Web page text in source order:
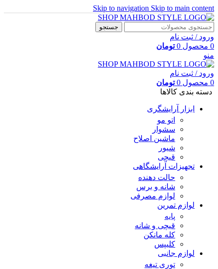
Skip to navigation Skip to main content
جستجو
ورود / ثبت نام
0 محصول 0 تومان
منو
ورود / ثبت نام
0 محصول 0 تومان
دسته بندی کالاها
ابزار آرایشگری
اتو مو
سشوار
ماشین اصلاح
شیور
قیچی
تجهیزات آرایشگاهی
حالت دهنده
شانه و برس
لوازم مصرفی
لوازم تمرین
پایه
قیچی و شانه
کله مانکن
کلیپس
لوازم جانبی
توری تیغه